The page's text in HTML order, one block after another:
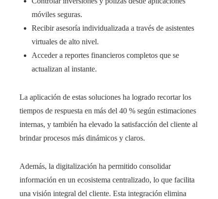
móviles seguras.
Recibir asesoría individualizada a través de asistentes
virtuales de alto nivel.
Acceder a reportes financieros completos que se
actualizan al instante.
La aplicación de estas soluciones ha logrado recortar los
tiempos de respuesta en más del 40 % según estimaciones
internas, y también ha elevado la satisfacción del cliente al
brindar procesos más dinámicos y claros.
Además, la digitalización ha permitido consolidar
información en un ecosistema centralizado, lo que facilita
una visión integral del cliente. Esta integración elimina